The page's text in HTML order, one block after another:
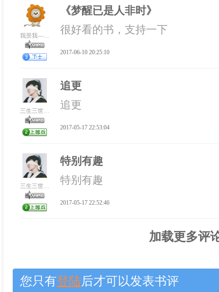
《梦醒已是人非时》
很好看的书，支持一下
2017-06-10 20:25:10
追更
追更
2017-05-17 22:53:04
特别有趣
特别有趣
2017-05-17 22:52:46
加载更多评
您只有登陆后才可以发表书评